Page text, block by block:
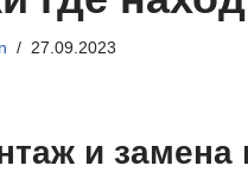
27.09.2023
и замена